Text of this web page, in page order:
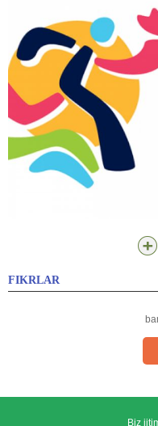
FIKRLAR
Biz